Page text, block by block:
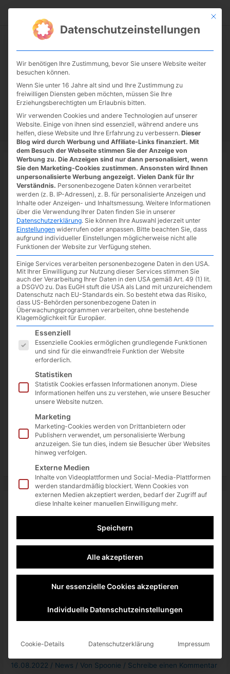
Startseite Tipps Tutorials Tests
Startseite»Google
Google
Google Event am 06. Oktober 2022
06.09.2022/News/ VonSpoonie /Schreibe einen
Kommentar
Am 06. Oktober 2022 um 16:00 Uhr (MESZ) wird es ein Live-
Event von Google geben, auf welchem die neuen Produkte […]
Google
Oktober
2022
Weiterlesen »
Routenplanung möglich
16.08.2022 / News / Von Spoonie / Schreibe einen Kommentar
Mit
Datenschutzeinstellungen
Wir benötigen Ihre Zustimmung, bevor Sie unsere Website weiter
besuchen können.
Wenn Sie unter 16 Jahre alt sind und Ihre Zustimmung zu
freiwilligen Diensten geben möchten, müssen Sie Ihre
Erziehungsberechtigten um Erlaubnis bitten.
Wir verwenden Cookies und andere Technologien auf unserer
Website. Einige von ihnen sind essenziell, während andere uns
helfen, diese Website und Ihre Erfahrung zu verbessern. Dieser
Blog wird durch Werbung und Affiliate-Links finanziert. Mit
dem Besuch der Webseite stimmen Sie der Anzeige von
Werbung zu. Die Anzeigen sind nur dann personalisiert, wenn
Sie den Marketing-Cookies zustimmen. Ansonsten wird Ihnen
unpersonalisierte Werbung angezeigt. Vielen Dank für Ihr
Verständnis. Personenbezogene Daten können verarbeitet
werden (z. B. IP-Adressen), z. B. für personalisierte Anzeigen und
Inhalte oder Anzeigen- und Inhaltsmessung. Weitere Informationen
über die Verwendung Ihrer Daten finden Sie in unserer
Datenschutzerklärung. Sie können Ihre Auswahl jederzeit unter
Einstellungen widerrufen oder anpassen. Bitte beachten Sie, dass
aufgrund individueller Einstellungen möglicherweise nicht alle
Funktionen der Website zur Verfügung stehen.
Einige Services verarbeiten personenbezogene Daten in den USA.
Mit Ihrer Einwilligung zur Nutzung dieser Services stimmen Sie
auch der Verarbeitung Ihrer Daten in den USA gemäß Art. 49 (1) lit.
a DSGVO zu. Das EuGH stuft die USA als Land mit unzureichendem
Datenschutz nach EU-Standards ein. So besteht etwa das Risiko,
dass US-Behörden personenbezogene Daten in
Überwachungsprogrammen verarbeiten, ohne bestehende
Klagemöglichkeit für Europäer.
Es folgt eine Liste der Service-Gruppen, für die eine
Essenziell
Essenzielle Cookies ermöglichen grundlegende Funktionen
und sind für die einwandfreie Funktion der Website
erforderlich.
Statistiken
Statistik Cookies erfassen Informationen anonym. Diese
Informationen helfen uns zu verstehen, wie unsere Besucher
unsere Website nutzen.
Marketing
Marketing-Cookies werden von Drittanbietern oder
Publishern verwendet, um personalisierte Werbung
anzuzeigen. Sie tun dies, indem sie Besucher über Websites
hinweg verfolgen.
Externe Medien
Inhalte von Videoplattformen und Social-Media-Plattformen
werden standardmäßig blockiert. Wenn Cookies von
externen Medien akzeptiert werden, bedarf der Zugriff auf
diese Inhalte keiner manuellen Einwilligung mehr.
Speichern
Alle akzeptieren
Nur essenzielle Cookies akzeptieren
Individuelle Datenschutzeinstellungen
Cookie-Details Datenschutzerklärung Impressum